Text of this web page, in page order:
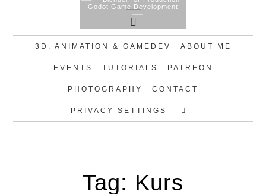
Godot Game Development
3D, ANIMATION & GAMEDEV ABOUT ME
EVENTS TUTORIALS PATREON
PHOTOGRAPHY CONTACT
PRIVACY SETTINGS
Tag: Kurs